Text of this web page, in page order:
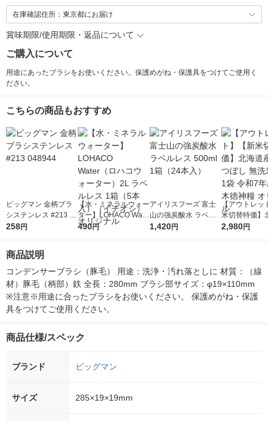
在庫確認住所：東京都にお届け
賞味期限/使用期限・返品について
ご購入について
用途にあったブラシをお使いください。保護めがね・保護具をつけてご使用く
ださい。
こちらの商品もおすすめ
ビッグマン 金柄ブラ
システンレス #213 04
8944
258円
【水・ミネラルウォー
ター】LOHACO Wate
r（ロハコウォータ
490円
アイリスフーズ 富士
山の強炭酸水 ラベル
レス 500ml 1箱（24
1,420円
【アウトレッ
米切替特価】
ななつぼし 無
2,980円
商品説明
コンデンサーブラシ（豚毛） 用途：洗浄・汚れ落としに 材質：（線
材）豚毛（柄部）鉄 全長：280mm ブラシ部サイズ：φ19×110mm
※注意※用途に合ったブラシをお使いください。 保護めがね・保護
具をつけてご使用ください。
商品仕様/スペック
ブランド ビッグマン
サイズ 285×19×19mm